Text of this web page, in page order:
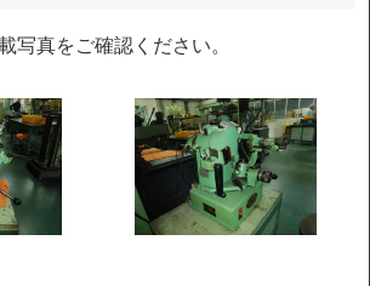
写真をご確認ください。